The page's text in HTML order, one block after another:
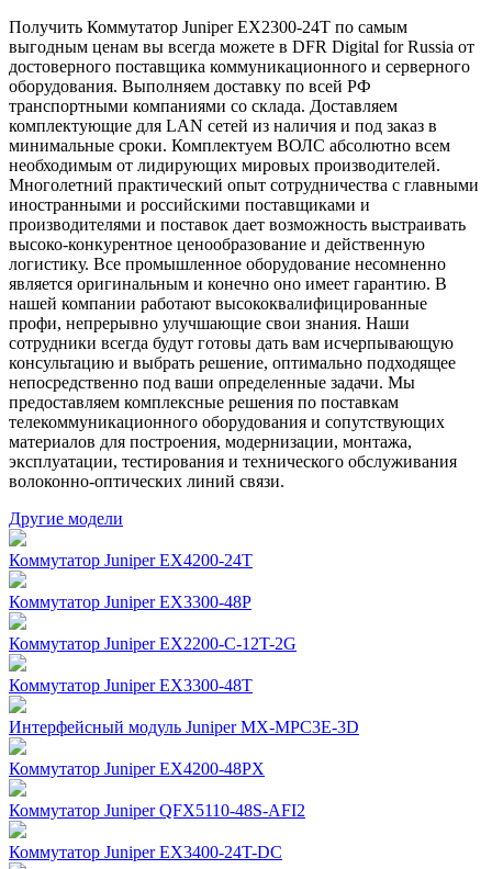
Получить Коммутатор Juniper EX2300-24T по самым
выгодным ценам вы всегда можете в DFR Digital for Russia от
достоверного поставщика коммуникационного и серверного
оборудования. Выполняем доставку по всей РФ
транспортными компаниями со склада. Доставляем
комплектующие для LAN сетей из наличия и под заказ в
минимальные сроки. Комплектуем ВОЛС абсолютно всем
необходимым от лидирующих мировых производителей.
Многолетний практический опыт сотрудничества с главными
иностранными и российскими поставщиками и
производителями и поставок дает возможность выстраивать
высоко-конкурентное ценообразование и действенную
логистику. Все промышленное оборудование несомненно
является оригинальным и конечно оно имеет гарантию. В
нашей компании работают высококвалифицированные
профи, непрерывно улучшающие свои знания. Наши
сотрудники всегда будут готовы дать вам исчерпывающую
консультацию и выбрать решение, оптимально подходящее
непосредственно под ваши определенные задачи. Мы
предоставляем комплексные решения по поставкам
телекоммуникационного оборудования и сопутствующих
материалов для построения, модернизации, монтажа,
эксплуатации, тестирования и технического обслуживания
волоконно-оптических линий связи.
Другие модели
Коммутатор Juniper EX4200-24T
Коммутатор Juniper EX3300-48P
Коммутатор Juniper EX2200-C-12T-2G
Коммутатор Juniper EX3300-48T
Интерфейсный модуль Juniper MX-MPC3E-3D
Коммутатор Juniper EX4200-48PX
Коммутатор Juniper QFX5110-48S-AFI2
Коммутатор Juniper EX3400-24T-DC